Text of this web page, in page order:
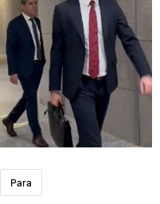
Para